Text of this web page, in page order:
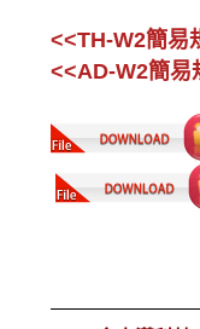
<<TH-W2簡易
<<AD-W2簡易